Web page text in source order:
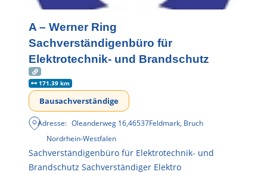
A – Werner Ring
Sachverständigenbüro für
Elektrotechnik- und Brandschutz
171.39 km
Bausachverständige
Adresse: Oleanderweg 16,46537Feldmark, Bruch
Nordrhein-Westfalen
Sachverständigenbüro für Elektrotechnik- und
Brandschutz Sachverständiger Elektro